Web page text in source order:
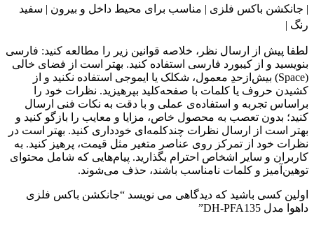
| جانکشن باکس فلزی | مناسب برای محیط داخل و بیرون | سفید
رنگ |
لطفا پیش از ارسال نظر، خلاصه قوانین زیر را مطالعه کنید: فارسی
بنویسید و از کیبورد فارسی استفاده کنید. بهتر است از فضای خالی
(Space) بیش‌از‌حدِ معمول، شکلک یا ایموجی استفاده نکنید و از
کشیدن حروف یا کلمات با صفحه‌کلید بپرهیزید. نظرات خود را
براساس تجربه و استفاده‌ی عملی و با دقت به نکات فنی ارسال
کنید؛ بدون تعصب به محصول خاص، مزایا و معایب را بازگو کنید و
بهتر است از ارسال نظرات چندکلمه‌‌ای خودداری کنید. بهتر است در
نظرات خود از تمرکز روی عناصر متغیر مثل قیمت، پرهیز کنید. به
کاربران و سایر اشخاص احترام بگذارید. پیام‌هایی که شامل محتوای
توهین‌آمیز و کلمات نامناسب باشند، حذف می‌شوند.
اولین کسی باشید که دیدگاهی می نویسد “جانکشن باکس فلزی
داهوا مدل DH-PFA135”